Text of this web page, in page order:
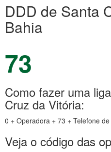
DDD de Santa
Bahia
73
Como fazer uma
Cruz da Vitória:
0 + Operadora + 73 + Telefone
Veja o código das